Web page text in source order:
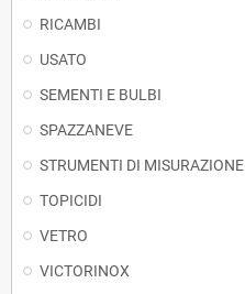
RICAMBI
USATO
SEMENTI E BULBI
SPAZZANEVE
STRUMENTI DI MISURAZIONE
TOPICIDI
VETRO
VICTORINOX